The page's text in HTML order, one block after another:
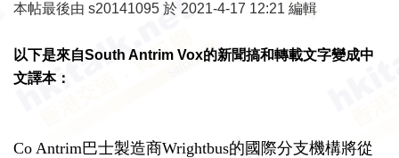
本帖最後由 s20141095 於 2021-4-17 12:21 編輯
以下是來自South Antrim Vox的新聞搞和轉載文字變成中
文譯本：
Co Antrim巴士製造商Wrightbus的國際分支機構將從